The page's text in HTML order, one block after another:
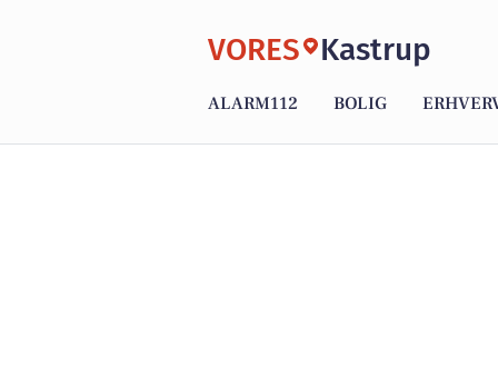
VORES Kastrup
ALARM112 BOLIG